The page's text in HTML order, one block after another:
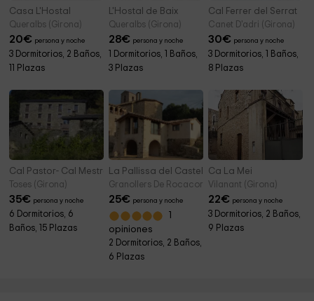
Casa L'Hostal
Queralbs (Girona)
20€ persona y noche
3 Dormitorios, 2 Baños,
11 Plazas
L'Hostal de Baix
Queralbs (Girona)
28€ persona y noche
1 Dormitorios, 1 Baños,
3 Plazas
Cal Ferrer del Serrat
Canet D'adri (Girona)
30€ persona y noche
3 Dormitorios, 1 Baños,
8 Plazas
Cal Pastor- Cal Mestre
Toses (Girona)
35€ persona y noche
6 Dormitorios, 6
Baños, 15 Plazas
La Pallissa del Castell
Granollers De Rocacorba (Girona)
25€ persona y noche
opiniones
2 Dormitorios, 2 Baños,
6 Plazas
Ca La Mei
Vilanant (Girona)
22€ persona y noche
3 Dormitorios, 2 Baños,
9 Plazas